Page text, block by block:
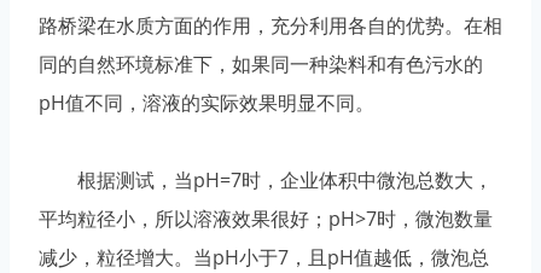
路桥梁在水质方面的作用，充分利用各自的优势。在相
同的自然环境标准下，如果同一种染料和有色污水的
pH值不同，溶液的实际效果明显不同。
根据测试，当pH=7时，企业体积中微泡总数大，
平均粒径小，所以溶液效果很好；pH>7时，微泡数量
减少，粒径增大。当pH小于7，且pH值越低，微泡总